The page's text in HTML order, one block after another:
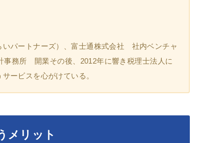
いパートナーズ）、富士通株式会社 社内ベンチャ
務所 開業その後、2012年に響き税理士法人に
ービスを心がけている。
メリット